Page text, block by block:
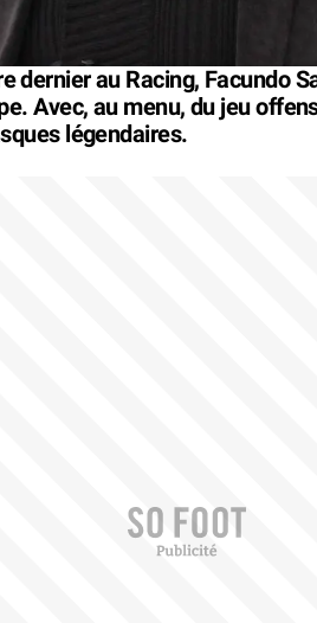
dernier au Racing, Facundo
Avec, au menu, du jeu
légendaires.